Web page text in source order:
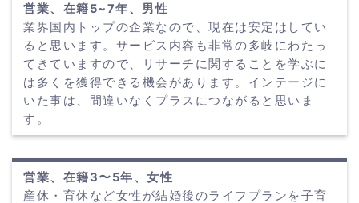
営業、在籍5~7年、男性
業界国内トップの企業なので、現在は安定はしてい
ると思います。サービス内容も非常の多岐にわたっ
てきていますので、リサーチに関することを学ぶに
は多くを獲得できる機会があります。インテージに
いた事は、間違いなくプラスにつながると思いま
す。
営業、在籍3〜5年、女性
産休・育休など女性が結婚後のライフプランを子育